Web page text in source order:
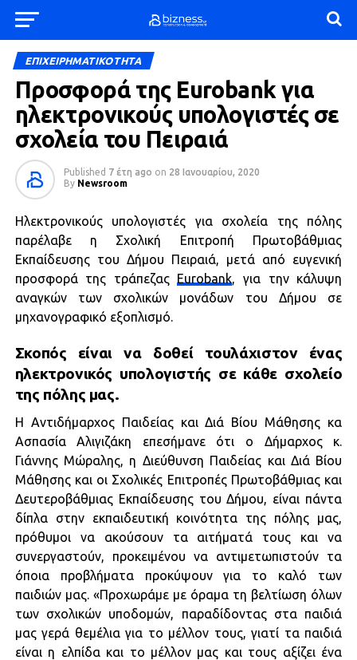
ΕΠΙΧΕΙΡΗΜΑΤΙΚΟΤΗΤΑ
Προσφορά της Eurobank για
ηλεκτρονικούς υπολογιστές σε
σχολεία του Πειραιά
Published 7 έτη ago on 28 Ιανουαρίου, 2020
By Newsroom
Ηλεκτρονικούς υπολογιστές για σχολεία της πόλης
παρέλαβε η Σχολική Επιτροπή Πρωτοβάθμιας
Εκπαίδευσης του Δήμου Πειραιά, μετά από ευγενική
προσφορά της τράπεζας Eurobank, για την κάλυψη
αναγκών των σχολικών μονάδων του Δήμου σε
μηχανογραφικό εξοπλισμό.
Σκοπός είναι να δοθεί τουλάχιστον ένας
ηλεκτρονικός υπολογιστής σε κάθε σχολείο
της πόλης μας.
Η Αντιδήμαρχος Παιδείας και Διά Βίου Μάθησης κα
Ασπασία Αλιγιζάκη επεσήμανε ότι ο Δήμαρχος κ.
Γιάννης Μώραλης, η Διεύθυνση Παιδείας και Διά Βίου
Μάθησης και οι Σχολικές Επιτροπές Πρωτοβάθμιας και
Δευτεροβάθμιας Εκπαίδευσης του Δήμου, είναι πάντα
δίπλα στην εκπαιδευτική κοινότητα της πόλης μας,
πρόθυμοι να ακούσουν τα αιτήματά τους και να
συνεργαστούν, προκειμένου να αντιμετωπιστούν τα
όποια προβλήματα προκύψουν για το καλό των
παιδιών μας. «Προχωράμε με όραμα τη βελτίωση όλων
των σχολικών υποδομών, παραδίδοντας στα παιδιά
μας γερά θεμέλια για το μέλλον τους, γιατί τα παιδιά
είναι η ελπίδα και το μέλλον μας και τους αξίζει ένα